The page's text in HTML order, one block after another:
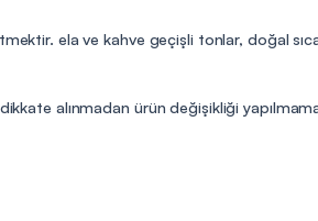
ela ve kahve geçişli tonlar, doğal
alınmadan ürün değişikliği